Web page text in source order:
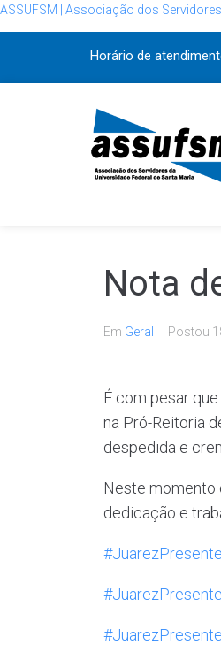
ASSUFSM | Associação dos
Horário de
Nota
Em Geral Postou
É com pesar
na Pró-Reitoria
despedida e
Neste momento
dedicação e
#JuarezPresente
#JuarezPresente
#JuarezPresente